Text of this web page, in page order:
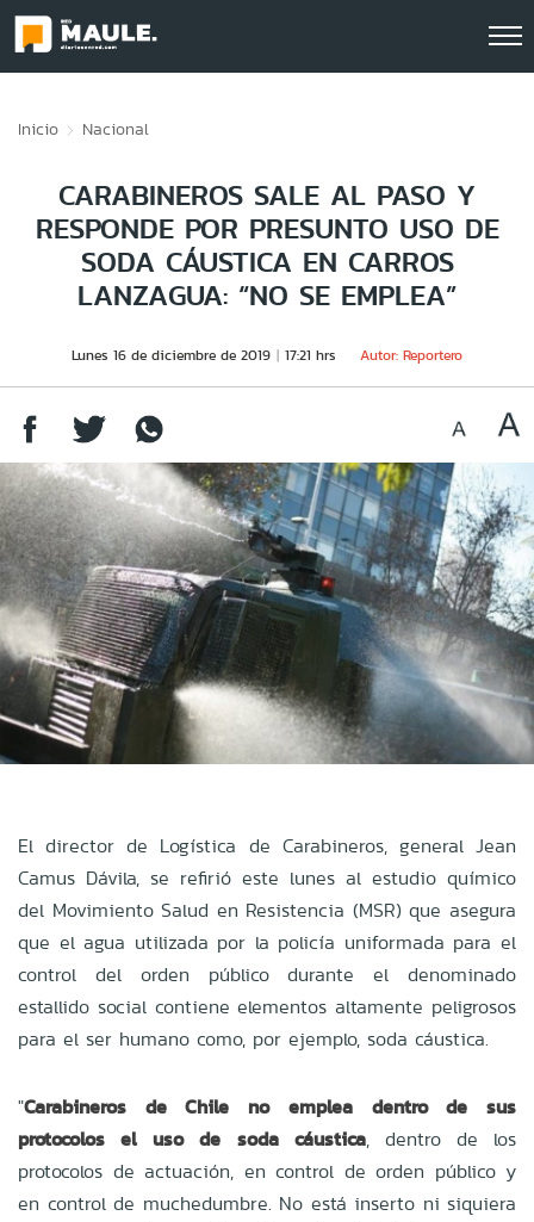
Inicio Nacional
CARABINEROS SALE AL PASO Y
RESPONDE POR PRESUNTO USO DE
SODA CÁUSTICA EN CARROS
LANZAGUA: “NO SE EMPLEA”
Lunes 16 de diciembre de 2019 17:21 hrs Autor: Reportero
El director de Logística de Carabineros, general Jean
Camus Dávila, se refirió este lunes al estudio químico
del Movimiento Salud en Resistencia (MSR) que asegura
que el agua utilizada por la policía uniformada para el
control del orden público durante el denominado
estallido social contiene elementos altamente peligrosos
para el ser humano como, por ejemplo, soda cáustica.
"Carabineros de Chile no emplea dentro de sus
protocolos el uso de soda cáustica, dentro de los
protocolos de actuación, en control de orden público y
en control de muchedumbre. No está inserto ni siquiera